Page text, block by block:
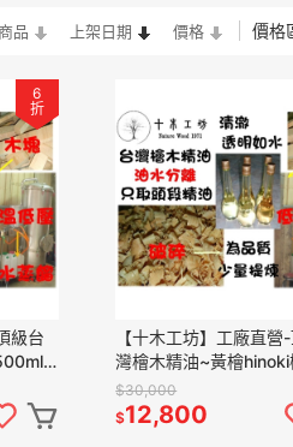
品 上架日期 價格 價格
6
折
級台
裝
【十木工坊】工廠直營
灣檜木精油~黃檜
500ml (水蒸餾.古法煉
行分裝小瓶裝更划算
$30,000
$12,800